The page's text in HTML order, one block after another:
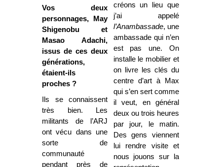
Vos deux
personnages, May
Shigenobu et
Masao Adachi,
issus de ces deux
générations,
étaient-ils
proches ?
Ils se connaissent
très bien. Les
militants de l’ARJ
ont vécu dans une
sorte de
communauté
pendant près de
créons un lieu que
j’ai appelé
l’Anambassade, une
ambassade qui n’en
est pas une. On
installe le mobilier et
on livre les clés du
centre d’art à Max
qui s’en sert comme
il veut, en général
deux ou trois heures
par jour, le matin.
Des gens viennent
lui rendre visite et
nous jouons sur la